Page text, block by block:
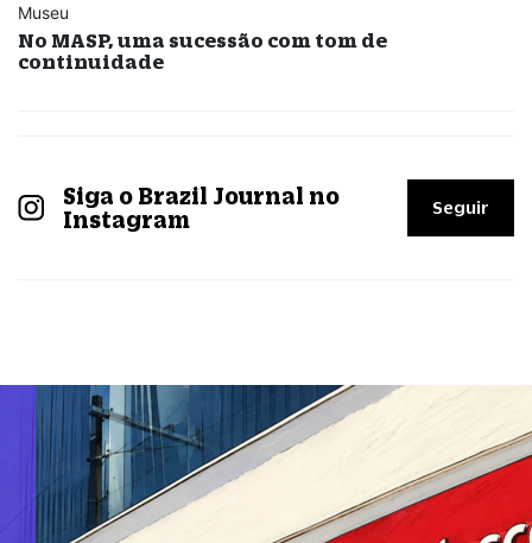
Museu
No MASP, uma sucessão com tom de
continuidade
Siga o Brazil Journal no
Instagram
Seguir